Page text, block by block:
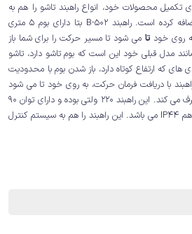
تکمیل محصولات خود، انواع راهبند تاشو را هم به
مجموعه راهبند های اتوماتیک اضافه کرده است. راهبند B-502 بتا دارای بوم 5 متری
تا می شود تا مسیر حرکت را برای شما باز
مدل قبلی خود این است که بوم تاشو دارد، تاشو
که ارتفاع کوتاه دارد، باز شدن بوم با محدودیت
با دریافت فرمان حرکت، به روی خود تا می شود
که این حرکت تنها 6 ثانیه زمان صرف می کند. این راهبند 220 ولتی بوده و دارای توان 90
وات است، استاندارد حفاظتیِ آن هم IP44 می باشد. این راهبند را هم به سیستم کنترل